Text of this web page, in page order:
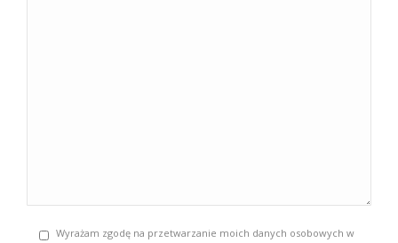
Wyrażam zgodę na przetwarzanie moich danych osobowych w